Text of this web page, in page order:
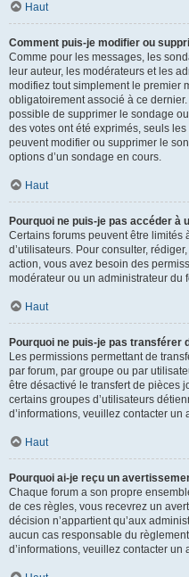
Haut
Comment puis-je modifier ou
Comme pour les messages, les
leur auteur, les modérateurs et les
modifiez tout simplement le premier
obligatoirement associé à ce
possible de supprimer le sondage
des votes ont été exprimés, seuls
peuvent modifier ou supprimer le
options d’un sondage en cours.
Haut
Pourquoi ne puis-je pas accéder à
Certains forums peuvent être limités
d’utilisateurs. Pour consulter,
action, vous avez besoin des
modérateur ou un administrateur du
Haut
Pourquoi ne puis-je pas transférer
Les permissions permettant de
par forum, par groupe ou par
être désactivé le transfert de pièces
certains groupes d’utilisateurs
d’informations, veuillez contacter un
Haut
Pourquoi ai-je reçu un
Chaque forum a son propre
de ces règles, vous recevrez un
décision n’appartient qu’aux
aucun cas responsable du
d’informations, veuillez contacter un